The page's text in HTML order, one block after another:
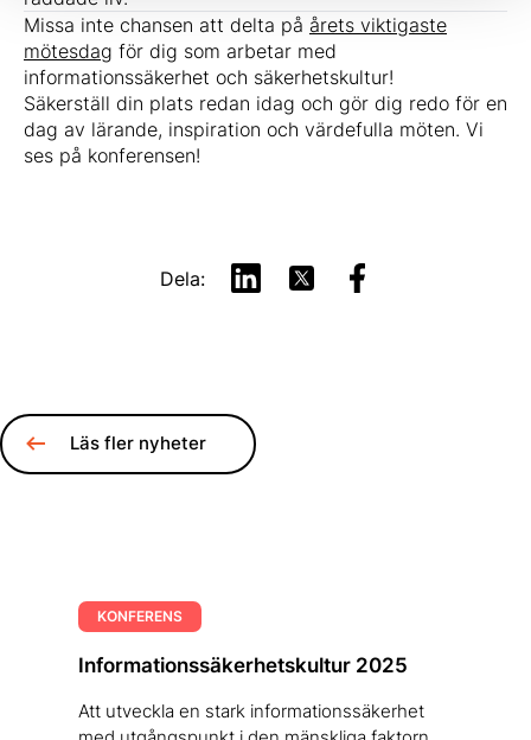
Missa inte chansen att delta på årets viktigaste
mötesdag för dig som arbetar med
informationssäkerhet och säkerhetskultur!
Säkerställ din plats redan idag och gör dig redo för en
dag av lärande, inspiration och värdefulla möten. Vi
ses på konferensen!
Dela:
Läs fler nyheter
KONFERENS
Informationssäkerhetskultur 2025
Att utveckla en stark informationssäkerhet